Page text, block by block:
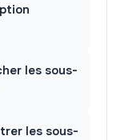
les sous-
les sous-